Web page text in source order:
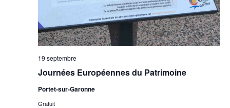
Journées Européennes du Patrimoine
19 septembre
Portet-sur-Garonne
Gratuit